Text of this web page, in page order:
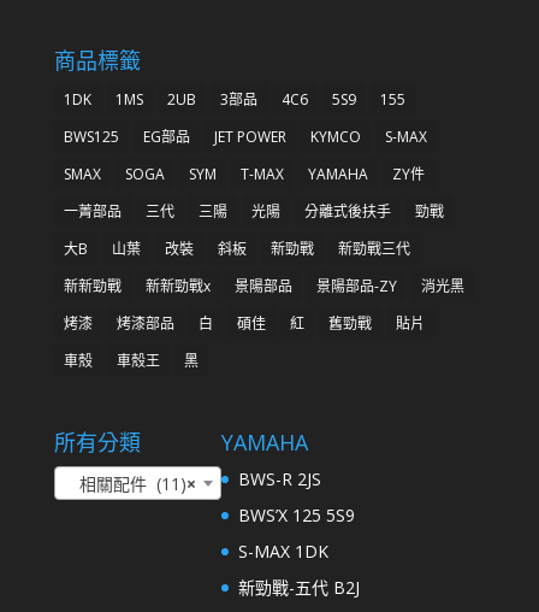
商品標籤
1DK 1MS 2UB 3部品 4C6 5S9
155
BWS125
EG部品 JET POWER KYMCO
S-MAX
SMAX
SOGA SYM T-MAX YAMAHA
ZY件
一菁部品
三代 三陽 光陽 分離式後扶手
勁戰
大B
山葉 改裝 斜板 新勁戰
新勁戰三代
新新勁戰
新新勁戰x 景陽部品 景陽部品-ZY
消光黑
烤漆
烤漆部品 白 碩佳 紅 舊勁戰
貼片
車殼
車殼王 黑
所有分類
×
相關配件 (11)
YAMAHA
BWS-R 2JS
BWS’X 125 5S9
S-MAX 1DK
新勁戰-五代 B2J